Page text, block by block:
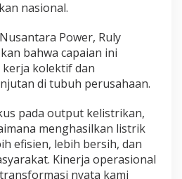
nasional.
Power, Ruly
bahwa capaian ini
kolektif dan
di tubuh perusahaan.
pada output kelistrikan,
menghasilkan listrik
efisien, lebih bersih, dan
Kinerja operasional
nyata kami